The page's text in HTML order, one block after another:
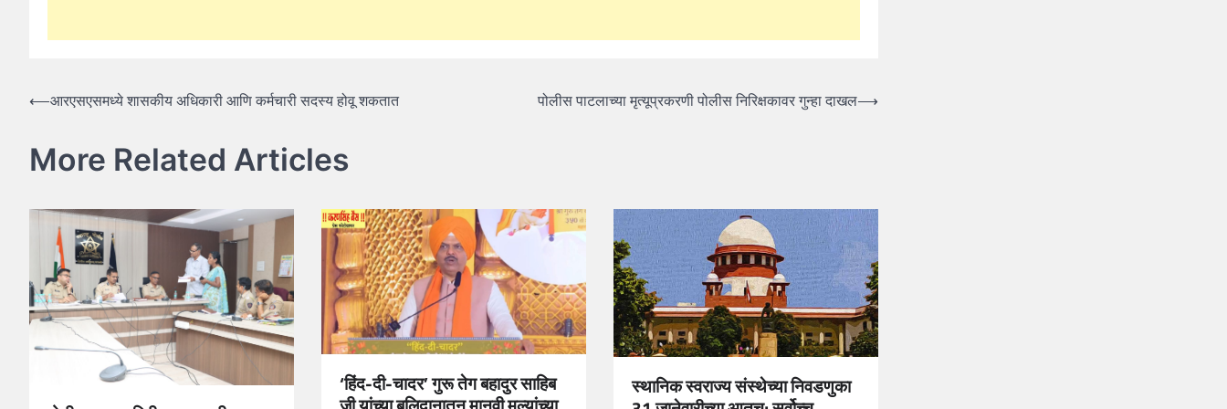
Post
⟵आरएसएसमध्ये शासकीय अधिकारी आणि कर्मचारी सदस्य होवू शकतात पोलीस पाटलाच्या मृत्यूप्रकरणी पोलीस निरिक्षकावर गुन्हा दाखल⟶
More Related Articles
‘हिंद-दी-चादर’ गुरू तेग बहादुर साहिब
स्थानिक स्वराज्य संस्थेच्या निवडणुका